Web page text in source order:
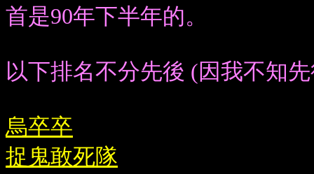
首是90年下半年的。
以下排名不分先後 (因我不知
烏卒卒
捉鬼敢死隊